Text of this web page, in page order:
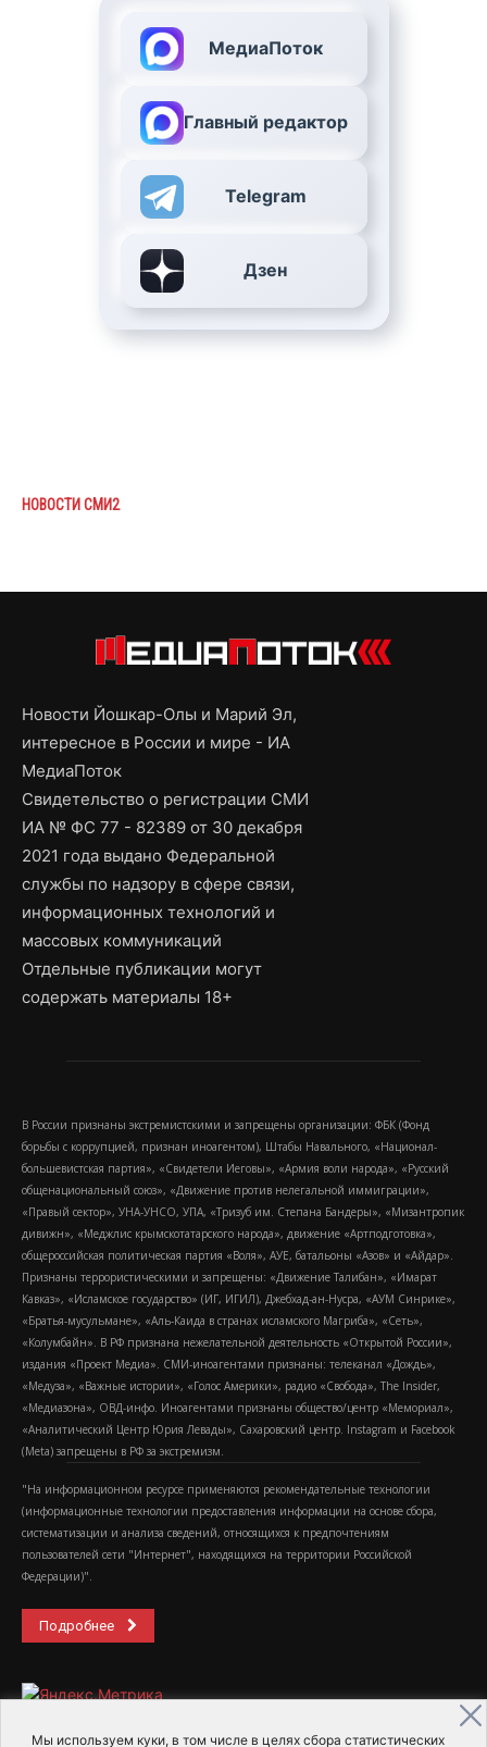
Мы используем куки, в том числе в целях сбора статистических
МедиаПоток
Главный редактор
Telegram
Дзен
НОВОСТИ СМИ2
Новости Йошкар-Олы и Марий Эл,
интересное в России и мире - ИА
МедиаПоток
Свидетельство о регистрации СМИ
ИА № ФС 77 - 82389 от 30 декабря
2021 года выдано Федеральной
службы по надзору в сфере связи,
информационных технологий и
массовых коммуникаций
Отдельные публикации могут
содержать материалы 18+
В России признаны экстремистскими и запрещены организации: ФБК (Фонд
борьбы с коррупцией, признан иноагентом), Штабы Навального, «Национал-
большевистская партия», «Свидетели Иеговы», «Армия воли народа», «Русский
общенациональный союз», «Движение против нелегальной иммиграции»,
«Правый сектор», УНА-УНСО, УПА, «Тризуб им. Степана Бандеры», «Мизантропик
дивижн», «Меджлис крымскотатарского народа», движение «Артподготовка»,
общероссийская политическая партия «Воля», АУЕ, батальоны «Азов» и «Айдар».
Признаны террористическими и запрещены: «Движение Талибан», «Имарат
Кавказ», «Исламское государство» (ИГ, ИГИЛ), Джебхад-ан-Нусра, «АУМ Синрике»,
«Братья-мусульмане», «Аль-Каида в странах исламского Магриба», «Сеть»,
«Колумбайн». В РФ признана нежелательной деятельность «Открытой России»,
издания «Проект Медиа». СМИ-иноагентами признаны: телеканал «Дождь»,
«Медуза», «Важные истории», «Голос Америки», радио «Свобода», The Insider,
«Медиазона», ОВД-инфо. Иноагентами признаны общество/центр «Мемориал»,
«Аналитический Центр Юрия Левады», Сахаровский центр. Instagram и Facebook
(Metа) запрещены в РФ за экстремизм.
"На информационном ресурсе применяются рекомендательные технологии
(информационные технологии предоставления информации на основе сбора,
систематизации и анализа сведений, относящихся к предпочтениям
пользователей сети "Интернет", находящихся на территории Российской
Федерации)".
Подробнее